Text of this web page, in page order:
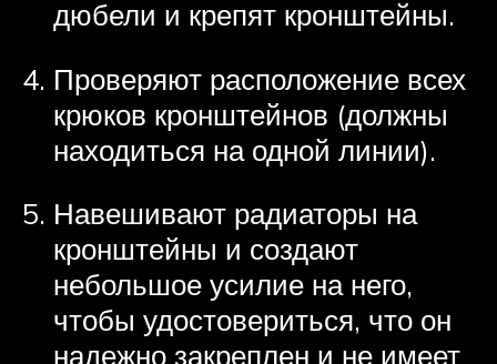
дюбели и крепят кронштейны.
Проверяют расположение всех
крюков кронштейнов (должны
находиться на одной линии).
Навешивают радиаторы на
кронштейны и создают
небольшое усилие на него,
чтобы удостовериться, что он
надежно закреплен и не имеет